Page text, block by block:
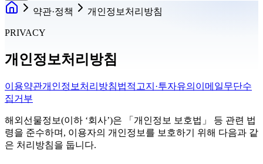
약관·정책 개인정보처리방침
PRIVACY
개인정보처리방침
이용약관개인정보처리방침법적고지·투자유의 이메일무단수
집거부
해외선물정보(이하 ‘회사’)은 「개인정보 보호법」 등 관련 법
령을 준수하며, 이용자의 개인정보를 보호하기 위해 다음과 같
은 처리방침을 둡니다.